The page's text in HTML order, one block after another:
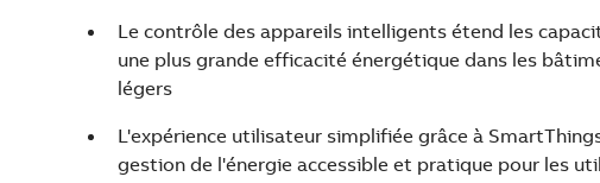
Le contrôle des appareils intelligents étend les
une plus grande efficacité énergétique dans les
légers
L'expérience utilisateur simplifiée grâce à
gestion de l'énergie accessible et pratique pour les